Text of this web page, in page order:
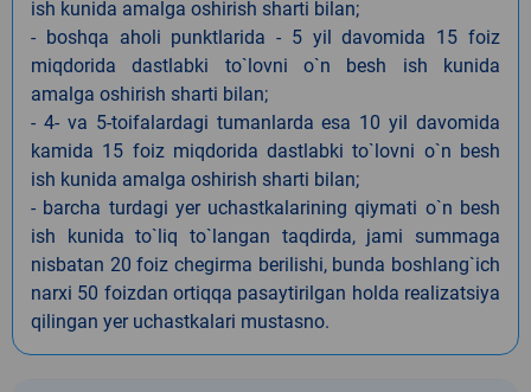
ish kunida amalga oshirish sharti bilan;
- boshqa aholi punktlarida - 5 yil davomida 15 foiz
miqdorida dastlabki to`lovni o`n besh ish kunida
amalga oshirish sharti bilan;
- 4- va 5-toifalardagi tumanlarda esa 10 yil davomida
kamida 15 foiz miqdorida dastlabki to`lovni o`n besh
ish kunida amalga oshirish sharti bilan;
- barcha turdagi yer uchastkalarining qiymati o`n besh
ish kunida to`liq to`langan taqdirda, jami summaga
nisbatan 20 foiz chegirma berilishi, bunda boshlang`ich
narxi 50 foizdan ortiqqa pasaytirilgan holda realizatsiya
qilingan yer uchastkalari mustasno.